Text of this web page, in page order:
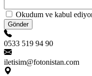
Okudum ve kabul
Gönder
0533 519 94 90
iletisim@fotonistan.com